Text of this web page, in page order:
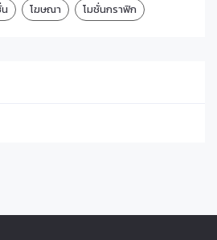
โฆษณา โมชั่นกราฟิก